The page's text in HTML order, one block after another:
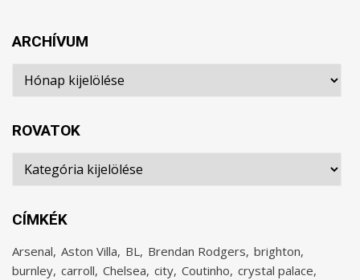
ARCHÍVUM
Archívum
ROVATOK
Rovatok
CÍMKÉK
Arsenal Aston Villa BL Brendan Rodgers brighton
burnley carroll Chelsea city Coutinho crystal palace